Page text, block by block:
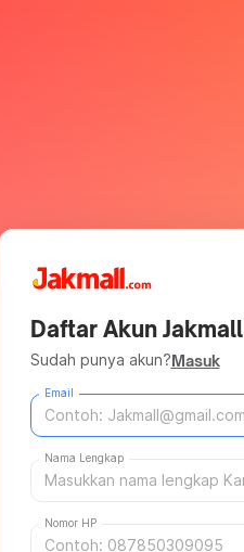
Daftar Akun Jakmall
Sudah punya akun?Masuk
Email
Nama Lengkap
Nomor HP